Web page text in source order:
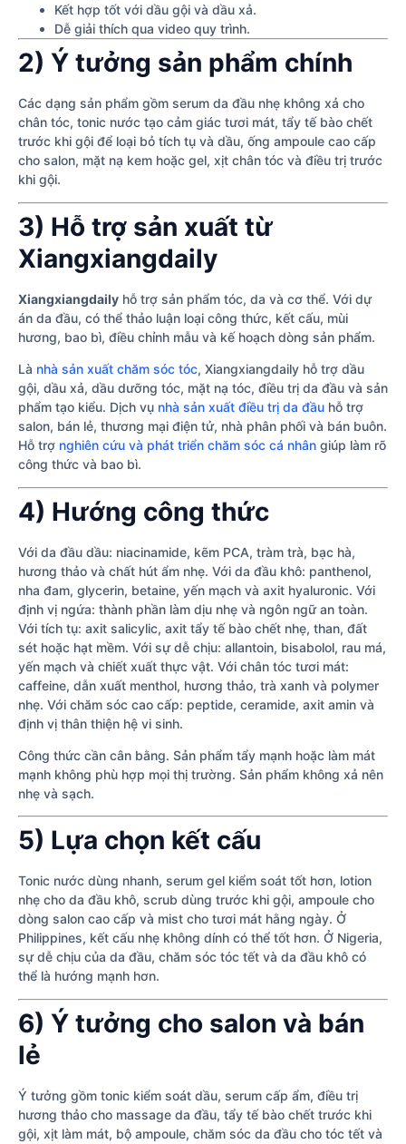
Kết hợp tốt với dầu gội và dầu xả.
Dễ giải thích qua video quy trình.
2) Ý tưởng sản phẩm chính
Các dạng sản phẩm gồm serum da đầu nhẹ không xả cho
chân tóc, tonic nước tạo cảm giác tươi mát, tẩy tế bào chết
trước khi gội để loại bỏ tích tụ và dầu, ống ampoule cao cấp
cho salon, mặt nạ kem hoặc gel, xịt chân tóc và điều trị trước
khi gội.
3) Hỗ trợ sản xuất từ
Xiangxiangdaily
Xiangxiangdaily hỗ trợ sản phẩm tóc, da và cơ thể. Với dự
án da đầu, có thể thảo luận loại công thức, kết cấu, mùi
hương, bao bì, điều chỉnh mẫu và kế hoạch dòng sản phẩm.
Là nhà sản xuất chăm sóc tóc, Xiangxiangdaily hỗ trợ dầu
gội, dầu xả, dầu dưỡng tóc, mặt nạ tóc, điều trị da đầu và sản
phẩm tạo kiểu. Dịch vụ nhà sản xuất điều trị da đầu hỗ trợ
salon, bán lẻ, thương mại điện tử, nhà phân phối và bán buôn.
Hỗ trợ nghiên cứu và phát triển chăm sóc cá nhân giúp làm rõ
công thức và bao bì.
4) Hướng công thức
Với da đầu dầu: niacinamide, kẽm PCA, tràm trà, bạc hà,
hương thảo và chất hút ẩm nhẹ. Với da đầu khô: panthenol,
nha đam, glycerin, betaine, yến mạch và axit hyaluronic. Với
định vị ngứa: thành phần làm dịu nhẹ và ngôn ngữ an toàn.
Với tích tụ: axit salicylic, axit tẩy tế bào chết nhẹ, than, đất
sét hoặc hạt mềm. Với sự dễ chịu: allantoin, bisabolol, rau má,
yến mạch và chiết xuất thực vật. Với chân tóc tươi mát:
caffeine, dẫn xuất menthol, hương thảo, trà xanh và polymer
nhẹ. Với chăm sóc cao cấp: peptide, ceramide, axit amin và
định vị thân thiện hệ vi sinh.
Công thức cần cân bằng. Sản phẩm tẩy mạnh hoặc làm mát
mạnh không phù hợp mọi thị trường. Sản phẩm không xả nên
nhẹ và sạch.
5) Lựa chọn kết cấu
Tonic nước dùng nhanh, serum gel kiểm soát tốt hơn, lotion
nhẹ cho da đầu khô, scrub dùng trước khi gội, ampoule cho
dòng salon cao cấp và mist cho tươi mát hằng ngày. Ở
Philippines, kết cấu nhẹ không dính có thể tốt hơn. Ở Nigeria,
sự dễ chịu của da đầu, chăm sóc tóc tết và da đầu khô có
thể là hướng mạnh hơn.
6) Ý tưởng cho salon và bán
lẻ
Ý tưởng gồm tonic kiểm soát dầu, serum cấp ẩm, điều trị
hương thảo cho massage da đầu, tẩy tế bào chết trước khi
gội, xịt làm mát, bộ ampoule, chăm sóc da đầu cho tóc tết và